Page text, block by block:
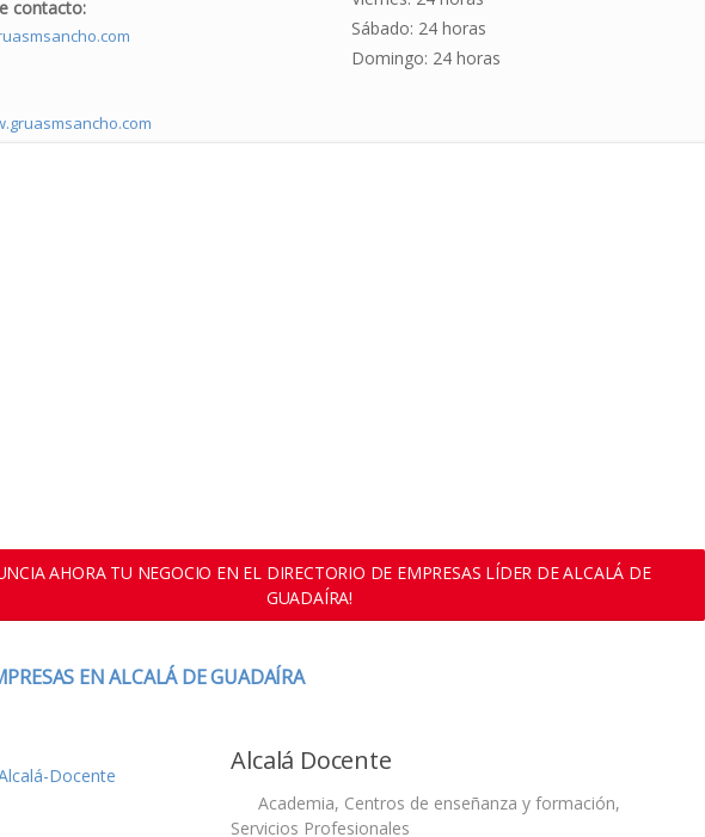
contacto:
Sábado: 24 horas
Domingo: 24 horas
AHORA TU NEGOCIO EN EL DIRECTORIO DE EMPRESAS LÍDER DE ALCALÁ DE
GUADAÍRA!
EN ALCALÁ DE GUADAÍRA
Alcalá Docente
Academia, Centros de enseñanza y formación,
Servicios Profesionales